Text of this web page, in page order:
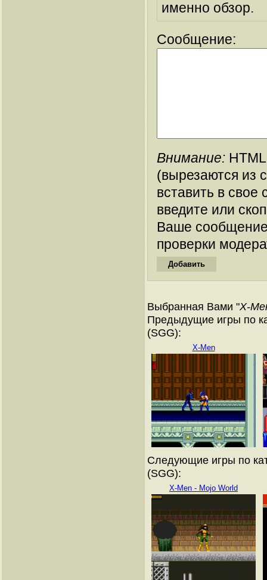
именно обзор.
Сообщение:
Внимание:
(вырезаются из
вставить в
введите или
Ваше
проверки
Выбранная Вами "X-
Предыдущие игры по
(SGG):
X-Men
Следующие игры по
(SGG):
X-Men - Mojo World